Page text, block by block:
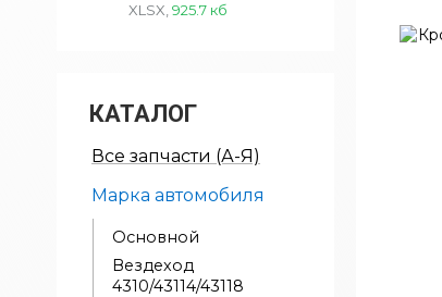
XLSX 925.7 кб
КАТАЛОГ
Все запчасти (А-Я)
Марка автомобиля
Основной
Вездеход
4310/43114/43118